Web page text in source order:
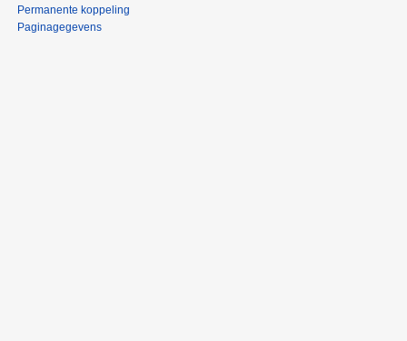
Permanente koppeling
Paginagegevens